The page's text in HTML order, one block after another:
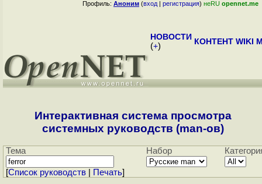
Профиль: Аноним (вход | регистрация) неRU opennet.me
НОВОСТИ
(+) КОНТЕНТ WIKI
Интерактивная система просмотра
системных руководств (man-ов)
Тема Набор
[Cписок руководств Печать]